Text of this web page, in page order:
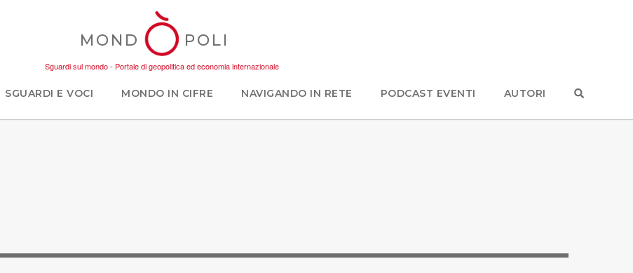
MOND POLI
Sguardi sul mondo - Portale di geopolitica ed economia internazionale
SGUARDI E VOCI MONDO IN CIFRE NAVIGANDO IN RETE PODCAST EVENTI AUTORI